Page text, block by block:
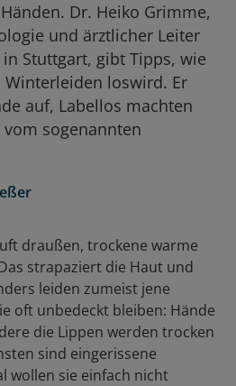
Dr. Heiko Grimme,
und ärztlicher Leiter
Stuttgart, gibt Tipps, wie
loswird. Er
auf, Labellos machten
sogenannten
draußen, trockene warme
strapaziert die Haut und
leiden zumeist jene
oft unbedeckt bleiben: Hände
die Lippen werden trocken
sind eingerissene
wollen sie einfach nicht